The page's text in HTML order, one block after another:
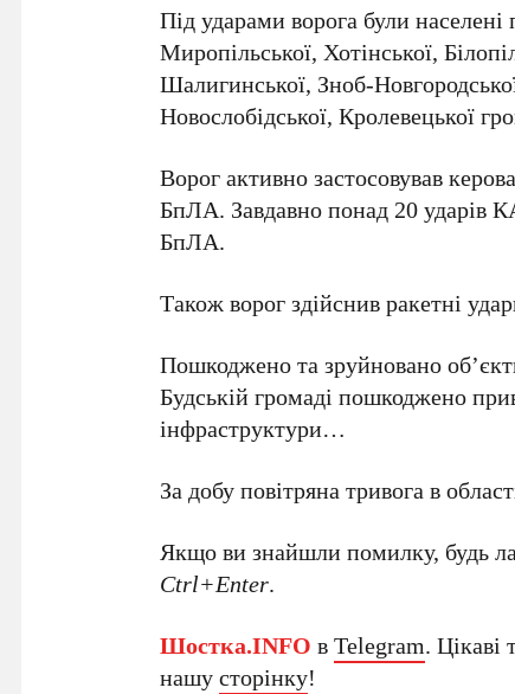
Під ударами ворога були
Миропільської, Хотінської,
Шалигинської, Зноб-
Новослобідської, Кролевецької
Ворог активно застосовував
БпЛА. Завдавно понад 20 ударів
БпЛА.
Також ворог здійснив ракетні
Пошкоджено та зруйновано
Будській громаді пошкоджено
інфраструктури…
За добу повітряна тривога в
Якщо ви знайшли помилку, будь
Ctrl+Enter.
Шостка.INFO вTelegram. Цікаві
нашусторінку!